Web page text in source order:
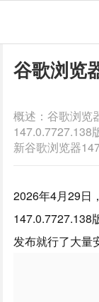
谷歌浏览
概述：谷歌浏览
147.0.7727.138
新谷歌浏览器
2026年4月29日
147.0.7727.138
发布就行了大量